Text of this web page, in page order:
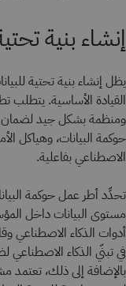
إنشاء بنية
يظل إنشاء بنية تحتية
القيادة الأساسية. يتطلب
ومنظمة بشكل جيد لضمان
حوكمة البيانات، وهياكل
الاصطناعي بفاعلية.
تحدِّد أطر عمل حوكمة
مستوى البيانات داخل
أدوات الذكاء الاصطناعي
في تبنّي الذكاء الاصطناعي
بالإضافة إلى ذلك، تعتمد